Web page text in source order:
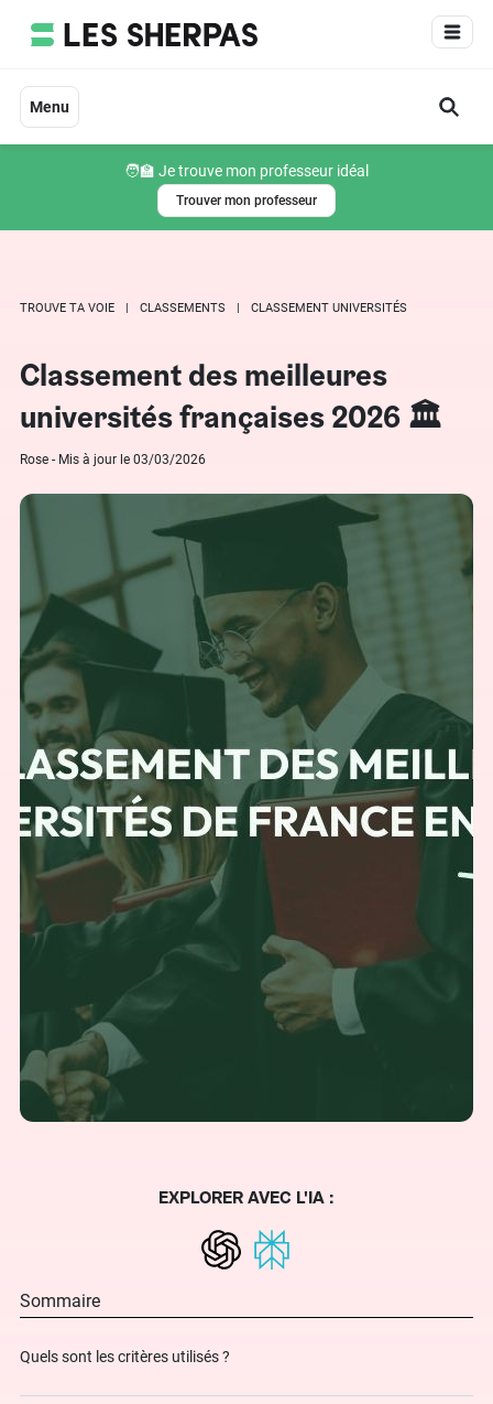
Menu
🧑‍🏫 Je trouve mon professeur idéal
Trouver mon professeur
TROUVE TA VOIE CLASSEMENTS CLASSEMENT UNIVERSITÉS
Classement des meilleures
universités françaises 2026 🏛️
Rose - Mis à jour le 03/03/2026
EXPLORER AVEC L'IA :
Sommaire
Quels sont les critères utilisés ?